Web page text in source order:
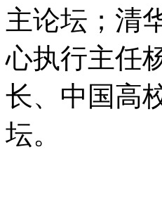
主论坛；清
心执行主任
长、中国高
坛。